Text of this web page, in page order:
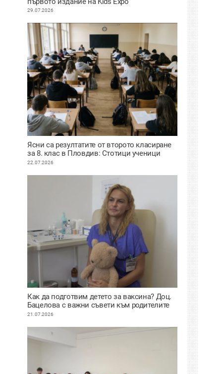
29.07.2026
Ясни са резултатите от второто класиране
за 8. клас в Пловдив: Стотици ученици
сбъднаха мечтата си за по-предно желание
22.07.2026
Как да подготвим детето за ваксина? Доц.
Бацелова с важни съвети към родителите
ВИДЕО
21.07.2026